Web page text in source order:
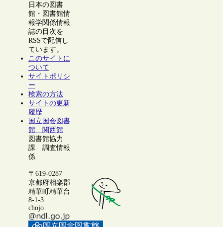
日本の図書
館・図書館情
報学関係情報
誌の目次を
RSSで配信し
ています。
このサイトに
ついて
サイトポリシ
ー
検索の方法
サイトの更新
履歴
国立国会図書
館 関西館
図書館協力
課 調査情報
係
〒619-0287
京都府相楽郡
精華町精華台
8-1-3
chojo